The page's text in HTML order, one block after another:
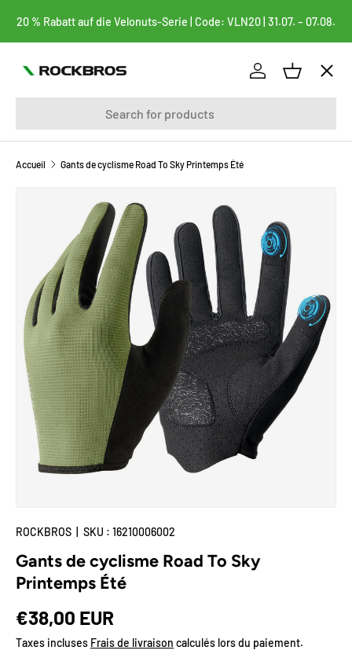
ALLER AU CONTENU
20 % Rabatt auf die Velonuts-Serie | Code: VLN20 | 31.07. – 07.08.
Se connecter
Panier
Menu
FAHRRADTASCHEN
BEKLEIDUNG
FAHRRADTEILE
FAHRRADZUBEHÖR
🌟Deal-Zone
Plus
Accueil Gants de cyclisme Road To Sky Printemps Été
PASSER AUX INFORMATIONS PRODUITS
ROCKBROS SKU : 16210006002
Gants de cyclisme Road To Sky
Printemps Été
Prix habituel
€38,00 EUR
Taxes incluses Frais de livraison calculés lors du paiement.